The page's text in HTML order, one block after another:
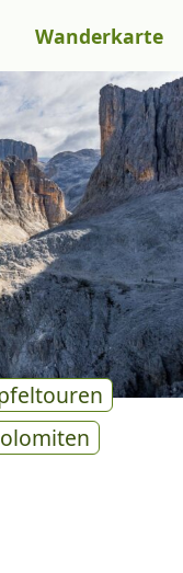
Wanderkarte